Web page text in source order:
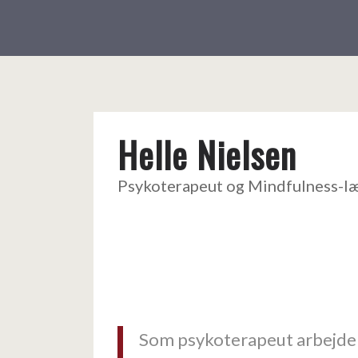
Helle Nielsen
Psykoterapeut og Mindfulness-
Som psykoterapeut